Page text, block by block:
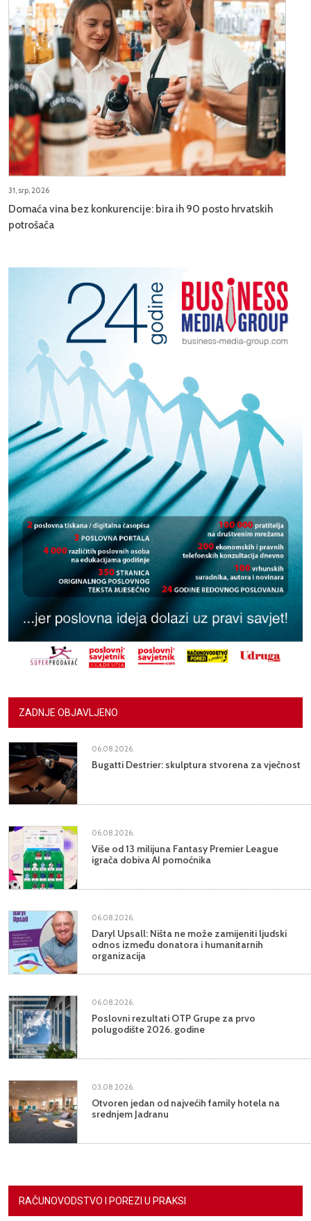
31, srp, 2026
Domaća vina bez konkurencije: bira ih 90 posto hrvatskih
potrošača
ZADNJE OBJAVLJENO
06.08.2026.
Bugatti Destrier: skulptura stvorena za vječnost
06.08.2026.
Više od 13 milijuna Fantasy Premier League
igrača dobiva AI pomoćnika
06.08.2026.
Daryl Upsall: Ništa ne može zamijeniti ljudski
odnos između donatora i humanitarnih
organizacija
06.08.2026.
Poslovni rezultati OTP Grupe za prvo
polugodište 2026. godine
03.08.2026.
Otvoren jedan od najvećih family hotela na
srednjem Jadranu
RAČUNOVODSTVO I POREZI U PRAKSI